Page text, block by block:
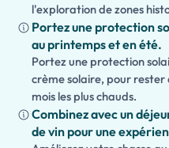
l'exploration de zones
Portez une protection
au printemps et en été.
Portez une protection
crème solaire, pour rester
mois les plus chauds.
Combinez avec un
de vin pour une